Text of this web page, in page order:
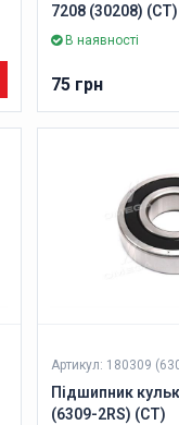
7208 (30208) (CT)
В наявності
75 грн
Артикул: 180309
Підшипник
(6309-2RS) (CT)